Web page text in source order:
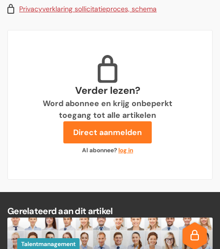
Privacyverklaring sollicitatieproces, schema
Verder lezen?
Word abonnee en krijg onbeperkt
toegang tot alle artikelen
Direct aanmelden
Al abonnee?log in
Gerelateerd aan dit artikel
Talentmanagement